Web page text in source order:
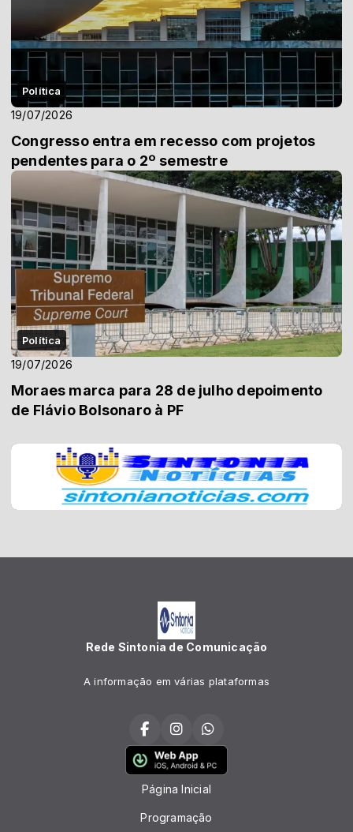
Política
19/07/2026
Congresso entra em recesso com projetos
pendentes para o 2º semestre
Política
19/07/2026
Moraes marca para 28 de julho depoimento
de Flávio Bolsonaro à PF
Rede Sintonia de Comunicação
A informação em várias plataformas
Página Inicial
Programação